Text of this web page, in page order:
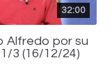
32:00
Alfredo por su
3 (16/12/24)